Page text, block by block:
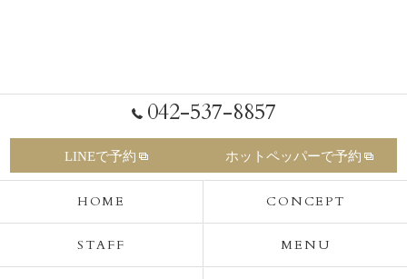
042-537-8857
LINEで予約 ホットペッパーで予約
HOME CONCEPT
STAFF MENU